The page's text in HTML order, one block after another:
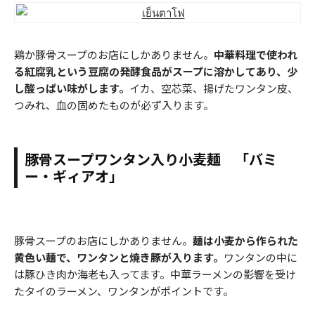
鶏か豚骨スープのお店にしかありません。 中華料理で使われ
る紅腐乳という豆腐の発酵食品がスープに溶かしてあり、少
し酸っぱい味がします。 イカ、空芯菜、揚げたワンタン皮、
つみれ、血の固めたものが必ず入ります。
豚骨スープワンタン入り小麦麺 「バミ
ー・ギィアオ」
豚骨スープのお店にしかありません。 麺は小麦から作られた
黄色い麺で、ワンタンと焼き豚が入ります。 ワンタンの中に
は豚ひき肉か海老も入ってます。中華ラーメンの影響を受け
たタイのラーメン、ワンタンがポイントです。